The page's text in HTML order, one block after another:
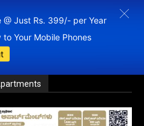
Just Rs. 399/- per Year
to Your Mobile Phones